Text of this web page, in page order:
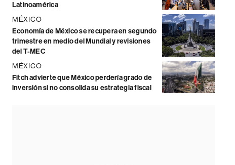
Latinoamérica
MÉXICO
Economía de México se recupera en segundo
trimestre en medio del Mundial y revisiones
del T-MEC
MÉXICO
Fitch advierte que México perdería grado de
inversión si no consolida su estrategia fiscal